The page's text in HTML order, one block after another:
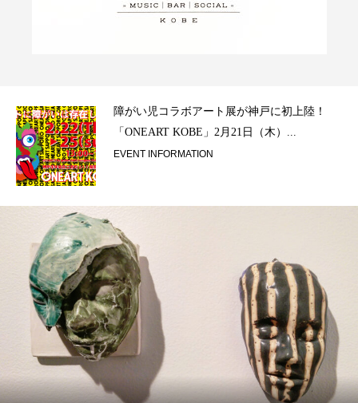
障がい児コラボアート展が神戸に初上陸！
「ONEART KOBE」2月21日（木）...
EVENT INFORMATION